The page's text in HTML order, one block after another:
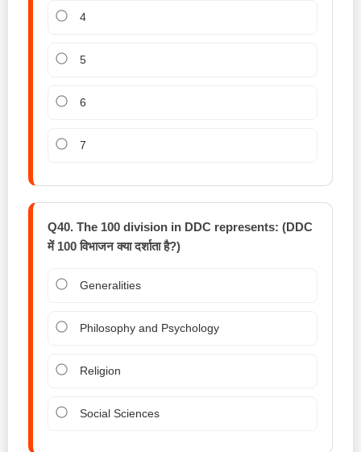
4
5
6
7
Q40. The 100 division in DDC represents: (DDC
में 100 विभाजन क्या दर्शाता है?)
Generalities
Philosophy and Psychology
Religion
Social Sciences